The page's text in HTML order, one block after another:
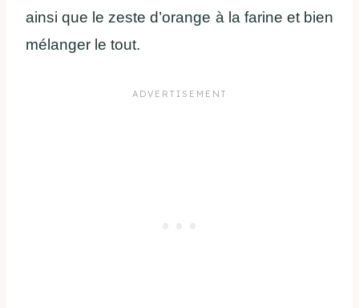
ainsi que le zeste d’orange à la farine et bien
mélanger le tout.